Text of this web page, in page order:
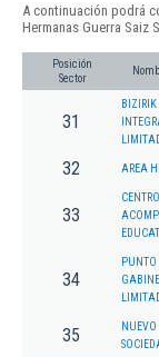
A continuación podrá
Hermanas Guerra Saiz
Posición
Sector
31
BIZIRIK
32 AREA
33
34
PUNTO
35